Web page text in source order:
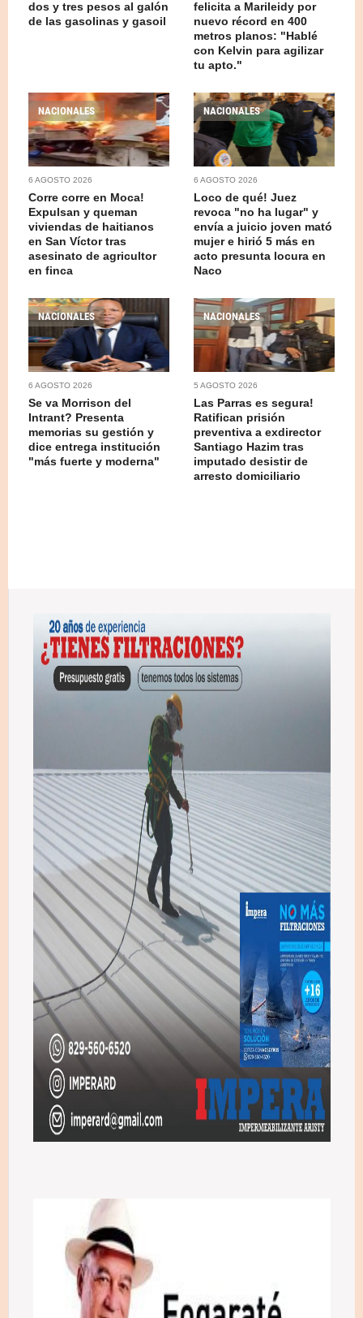
dos y tres pesos al galón
de las gasolinas y gasoil
felicita a Marileidy por
nuevo récord en 400
metros planos: "Hablé
con Kelvin para agilizar
tu apto."
NACIONALES
6 AGOSTO 2026
Corre corre en Moca!
Expulsan y queman
viviendas de haitianos
en San Víctor tras
asesinato de agricultor
en finca
NACIONALES
6 AGOSTO 2026
Loco de qué! Juez
revoca "no ha lugar" y
envía a juicio joven mató
mujer e hirió 5 más en
acto presunta locura en
Naco
NACIONALES
6 AGOSTO 2026
Se va Morrison del
Intrant? Presenta
memorias su gestión y
dice entrega institución
"más fuerte y moderna"
NACIONALES
5 AGOSTO 2026
Las Parras es segura!
Ratifican prisión
preventiva a exdirector
Santiago Hazim tras
imputado desistir de
arresto domiciliario